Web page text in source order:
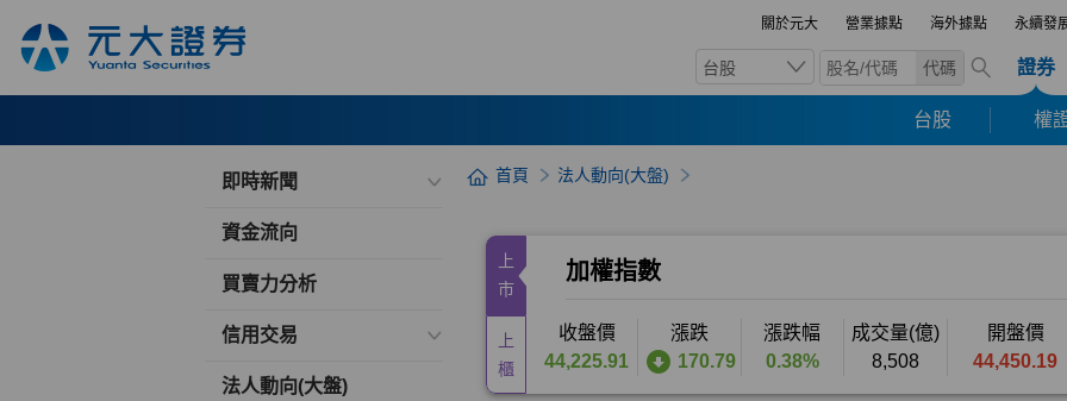
關於元大 營業據點 海外據點 永續發
台股 代碼 證券
台股 權
即時新聞
資金流向
買賣力分析
信用交易
法人動向(大盤)
首頁 法人動向(大盤)